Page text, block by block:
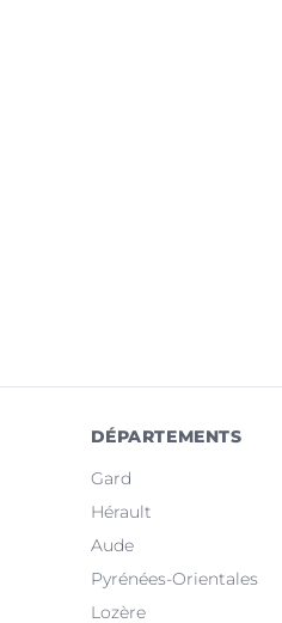
DÉPARTEMENTS
Gard
Hérault
Aude
Pyrénées-Orientales
Lozère